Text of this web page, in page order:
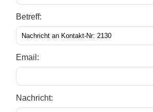
Betreff:
Email:
Nachricht: